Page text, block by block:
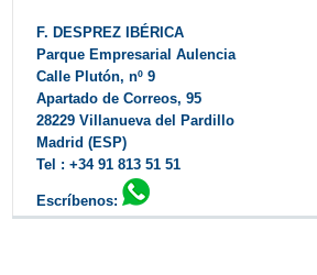
F. DESPREZ IBÉRICA
Parque Empresarial Aulencia
Calle Plutón, nº 9
Apartado de Correos, 95
28229 Villanueva del Pardillo
Madrid (ESP)
Tel : +34 91 813 51 51
Escríbenos: